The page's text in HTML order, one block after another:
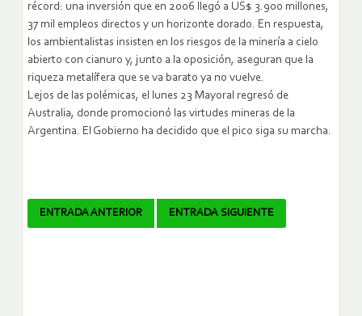
récord: una inversión que en 2006 llegó a US$ 3.900 millones,
37 mil empleos directos y un horizonte dorado. En respuesta,
los ambientalistas insisten en los riesgos de la minería a cielo
abierto con cianuro y, junto a la oposición, aseguran que la
riqueza metalífera que se va barato ya no vuelve.
Lejos de las polémicas, el lunes 23 Mayoral regresó de
Australia, donde promocionó las virtudes mineras de la
Argentina. El Gobierno ha decidido que el pico siga su marcha.
Navegador
ENTRADA ANTERIOR ENTRADA SIGUIENTE